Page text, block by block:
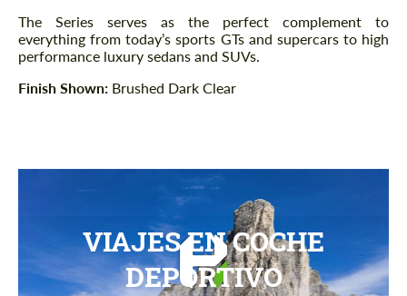
The Series serves as the perfect complement to
everything from today’s sports GTs and supercars to high
performance luxury sedans and SUVs.
Finish Shown: Brushed Dark Clear
VIAJES EN COCHE
DEPORTIVO